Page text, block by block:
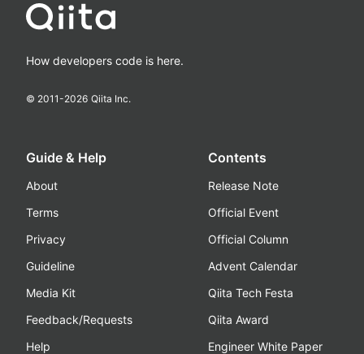
How developers code is here.
© 2011-2026 Qiita Inc.
Guide & Help
About
Terms
Privacy
Guideline
Media Kit
Feedback/Requests
Help
Contents
Release Note
Official Event
Official Column
Advent Calendar
Qiita Tech Festa
Qiita Award
Engineer White Paper